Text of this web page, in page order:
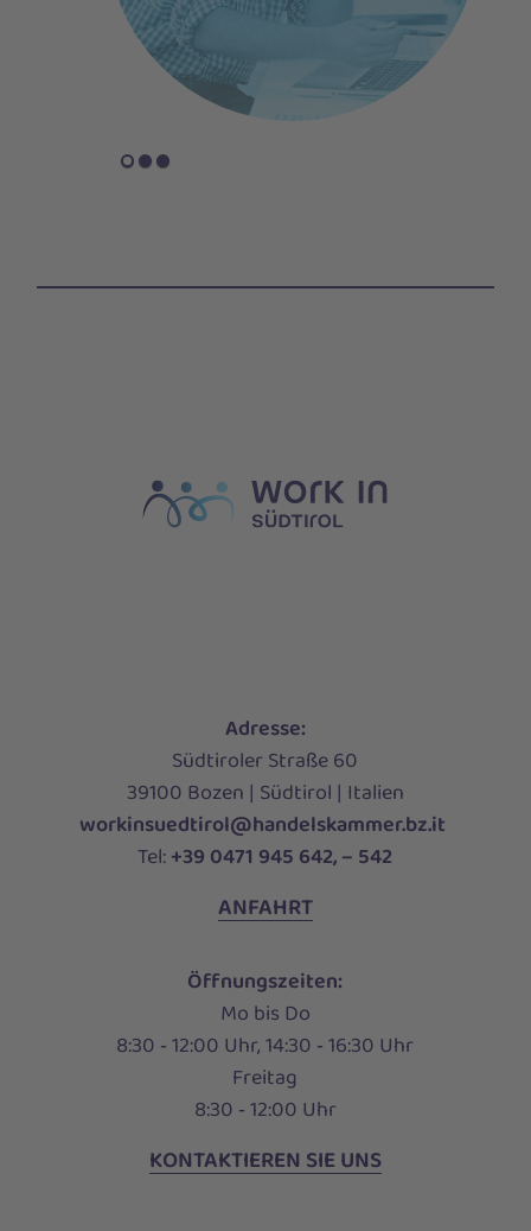
Adresse:
Südtiroler Straße 60
39100 Bozen | Südtirol | Italien
workinsuedtirol@handelskammer.bz.it
Tel:+39 0471 945 642, – 542
ANFAHRT
Öffnungszeiten:
Mo bis Do
8:30 ‑ 12:00 Uhr, 14:30 ‑ 16:30 Uhr
Freitag
8:30 ‑ 12:00 Uhr
KONTAKTIEREN SIE UNS